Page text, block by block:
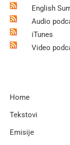
English
Audio
iTunes
Video
Home
Tekstovi
Emisije